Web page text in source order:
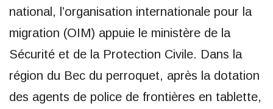
national, l’organisation internationale pour la
migration (OIM) appuie le ministère de la
Sécurité et de la Protection Civile. Dans la
région du Bec du perroquet, après la dotation
des agents de police de frontières en tablette,